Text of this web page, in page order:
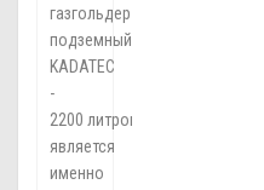
газгольдер
подземный
KADATEC
-
2200 литров
является
именно